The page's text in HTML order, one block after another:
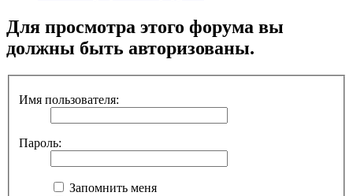
Для просмотра этого форума вы
должны быть авторизованы.
Имя пользователя:
Пароль:
Запомнить меня